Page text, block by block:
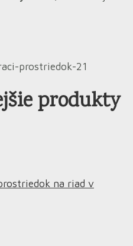
produkty
na riad v